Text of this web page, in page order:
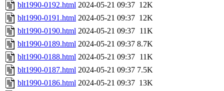
blt1990-0192.html 2024-05-21 09:37 12K
blt1990-0191.html 2024-05-21 09:37 12K
blt1990-0190.html 2024-05-21 09:37 11K
blt1990-0189.html 2024-05-21 09:37 8.7K
blt1990-0188.html 2024-05-21 09:37 11K
blt1990-0187.html 2024-05-21 09:37 7.5K
blt1990-0186.html 2024-05-21 09:37 13K